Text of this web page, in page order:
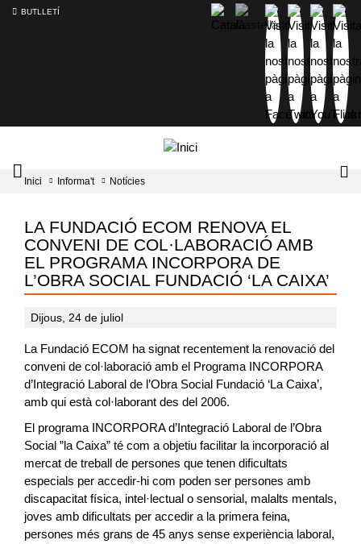
BUTLLETÍ
Mobile
menu
Inici Informa't Notícies
LA FUNDACIÓ ECOM RENOVA EL
CONVENI DE COL·LABORACIÓ AMB
EL PROGRAMA INCORPORA DE
L’OBRA SOCIAL FUNDACIÓ ‘LA CAIXA’
Dijous, 24 de juliol
La Fundació ECOM ha signat recentement la renovació del
conveni de col·laboració amb el Programa INCORPORA
d’Integració Laboral de l’Obra Social Fundació ‘La Caixa’,
amb qui està col·laborant des del 2006.
El programa INCORPORA d’Integració Laboral de l’Obra
Social ”la Caixa” té com a objetiu facilitar la incorporació al
mercat de treball de persones que tenen dificultats
especials per accedir-hi com poden ser persones amb
discapacitat física, intel·lectual o sensorial, malalts mentals,
joves amb dificultats per accedir a la primera feina,
persones més grans de 45 anys sense experiència laboral,